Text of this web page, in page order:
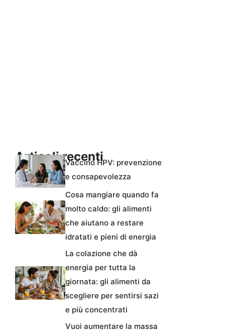
Articoli recentiVaccino HPV: prevenzione
e consapevolezza
Cosa mangiare quando fa
molto caldo: gli alimenti
che aiutano a restare
idratati e pieni di energia
La colazione che dà
energia per tutta la
giornata: gli alimenti da
scegliere per sentirsi sazi
e più concentrati
Vuoi aumentare la massa